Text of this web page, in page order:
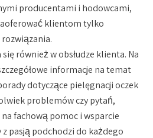
producentami i hodowcami,
klientom tylko
również w obsłudze klienta. Na
informacje na temat
dotyczące pielęgnacji oczek
problemów czy pytań,
fachową pomoc i wsparcie
z pasją podchodzi do każdego